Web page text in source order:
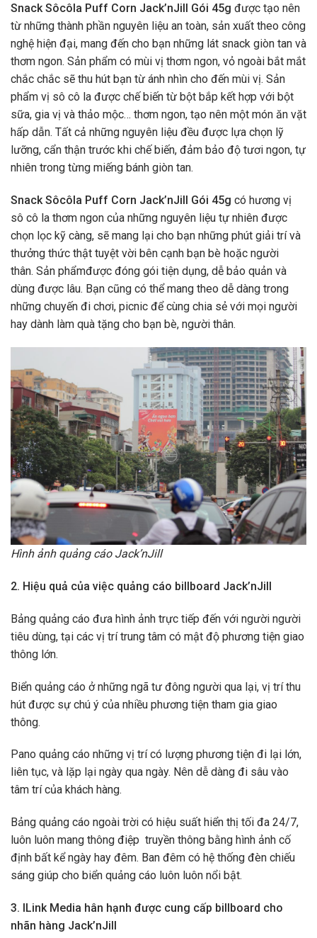
Snack Sôcôla Puff Corn Jack’nJill Gói 45g được tạo nên
từ những thành phần nguyên liệu an toàn, sản xuất theo công
nghệ hiện đại, mang đến cho bạn những lát snack giòn tan và
thơm ngon. Sản phẩm có mùi vị thơm ngon, vỏ ngoài bắt mắt
chắc chắc sẽ thu hút bạn từ ánh nhìn cho đến mùi vị. Sản
phẩm vị sô cô la được chế biến từ bột bắp kết hợp với bột
sữa, gia vị và thảo mộc… thơm ngon, tạo nên một món ăn vặt
hấp dẫn. Tất cả những nguyên liệu đều được lựa chọn lỹ
lưỡng, cẩn thận trước khi chế biến, đảm bảo độ tươi ngon, tự
nhiên trong từng miếng bánh giòn tan.
Snack Sôcôla Puff Corn Jack’nJill Gói 45g có hương vị
sô cô la thơm ngon của những nguyên liệu tự nhiên được
chọn lọc kỹ càng, sẽ mang lại cho bạn những phút giải trí và
thưởng thức thật tuyệt vời bên cạnh bạn bè hoặc người
thân. Sản phẩmđược đóng gói tiện dụng, dễ bảo quản và
dùng được lâu. Bạn cũng có thể mang theo dễ dàng trong
những chuyến đi chơi, picnic để cùng chia sẻ với mọi người
hay dành làm quà tặng cho bạn bè, người thân.
Hình ảnh quảng cáo Jack’nJill
2. Hiệu quả của việc quảng cáo billboard Jack’nJill
Bảng quảng cáo đưa hình ảnh trực tiếp đến với người người
tiêu dùng, tại các vị trí trung tâm có mật độ phương tiện giao
thông lớn.
Biển quảng cáo ở những ngã tư đông người qua lại, vị trí thu
hút được sự chú ý của nhiều phương tiện tham gia giao
thông.
Pano quảng cáo những vị trí có lượng phương tiện đi lại lớn,
liên tục, và lặp lại ngày qua ngày. Nên dễ dàng đi sâu vào
tâm trí của khách hàng.
Bảng quảng cáo ngoài trời có hiệu suất hiển thị tối đa 24/7,
luôn luôn mang thông điệp truyền thông bằng hình ảnh cố
định bất kể ngày hay đêm. Ban đêm có hệ thống đèn chiếu
sáng giúp cho biển quảng cáo luôn luôn nổi bật.
3. ILink Media hân hạnh được cung cấp billboard cho
nhãn hàng Jack’nJill